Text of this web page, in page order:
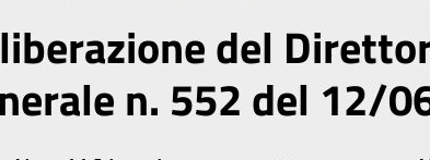
del
n. 552 del 12/